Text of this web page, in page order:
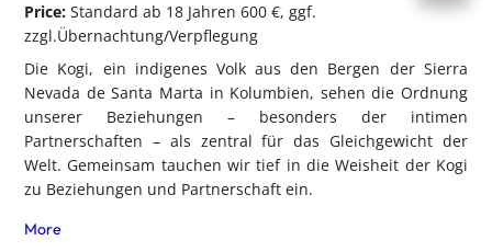
Price:Standard ab 18 Jahren 600 €, ggf.
zzgl.Übernachtung/Verpflegung
Die Kogi, ein indigenes Volk aus den Bergen der Sierra
Nevada de Santa Marta in Kolumbien, sehen die Ordnung
unserer Beziehungen – besonders der intimen
Partnerschaften – als zentral für das Gleichgewicht der
Welt. Gemeinsam tauchen wir tief in die Weisheit der Kogi
zu Beziehungen und Partnerschaft ein.
More